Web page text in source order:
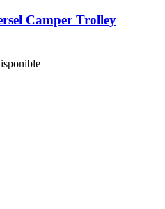
Camper Trolley